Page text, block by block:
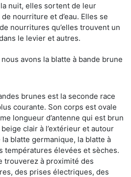
nuit, elles sortent de leur
nourriture et d’eau. Elles se
nourritures qu’elles trouvent un
le levier et autres.
avons la blatte à bande brune
brunes est la seconde race
courante. Son corps est ovale
longueur d’antenne qui est brun
clair à l’extérieur et autour
la blatte germanique, la blatte à
températures élevées et sèches.
trouverez à proximité des
des prises électriques, des